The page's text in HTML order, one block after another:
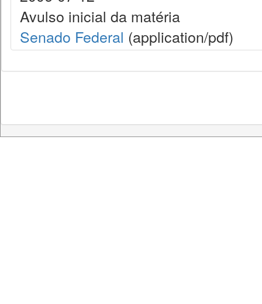
Avulso inicial da matéria
Senado Federal (application/pdf)